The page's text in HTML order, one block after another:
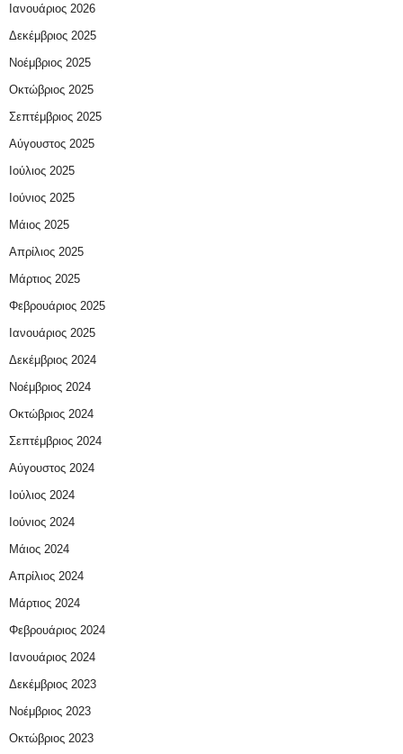
Ιανουάριος 2026
Δεκέμβριος 2025
Νοέμβριος 2025
Οκτώβριος 2025
Σεπτέμβριος 2025
Αύγουστος 2025
Ιούλιος 2025
Ιούνιος 2025
Μάιος 2025
Απρίλιος 2025
Μάρτιος 2025
Φεβρουάριος 2025
Ιανουάριος 2025
Δεκέμβριος 2024
Νοέμβριος 2024
Οκτώβριος 2024
Σεπτέμβριος 2024
Αύγουστος 2024
Ιούλιος 2024
Ιούνιος 2024
Μάιος 2024
Απρίλιος 2024
Μάρτιος 2024
Φεβρουάριος 2024
Ιανουάριος 2024
Δεκέμβριος 2023
Νοέμβριος 2023
Οκτώβριος 2023